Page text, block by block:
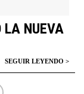
LA NUEVA